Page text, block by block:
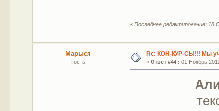
«Последнее редактирование: 18
Марыся
Гость
Re: КОН-КУР-СЫ!!! Мы
« Ответ #44 : 01 Ноябрь